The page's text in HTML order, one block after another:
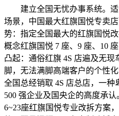
建立全国无忧办事系统。适
场景，中国最大红旗国悦专卖
势：指定全国最大的红旗国悦
概念红旗国悦 7 座、9 座、10
凸起：通俗红旗 4S 店遍及无
脚，无法满脚高端客户的个性
全国总经销取 4S 店总店，一种
500 强企业及国央企的高度承
6~23座红旗国悦专业改拆方案